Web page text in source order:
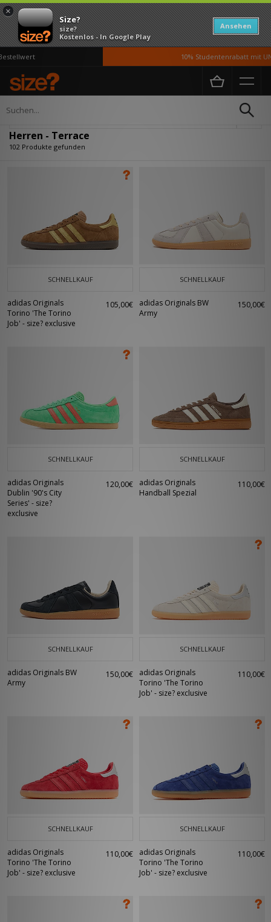
×
Size?
size?
Kostenlos - In Google Play
Ansehen
10% Studentenrabatt mit
Home Herren
Herren - Terrace
102 Produkte gefunden
SCHNELLKAUF
adidas Originals
Torino 'The Torino
Job' - size? exclusive
105,00€
SCHNELLKAUF
adidas Originals BW
Army
150,00€
SCHNELLKAUF
adidas Originals
Dublin '90's City
Series' - size?
exclusive
120,00€
SCHNELLKAUF
adidas Originals
Handball Spezial
110,00€
SCHNELLKAUF
adidas Originals BW
Army
150,00€
SCHNELLKAUF
adidas Originals
Torino 'The Torino
Job' - size? exclusive
110,00€
SCHNELLKAUF
adidas Originals
Torino 'The Torino
Job' - size? exclusive
110,00€
SCHNELLKAUF
adidas Originals
Torino 'The Torino
Job' - size? exclusive
110,00€